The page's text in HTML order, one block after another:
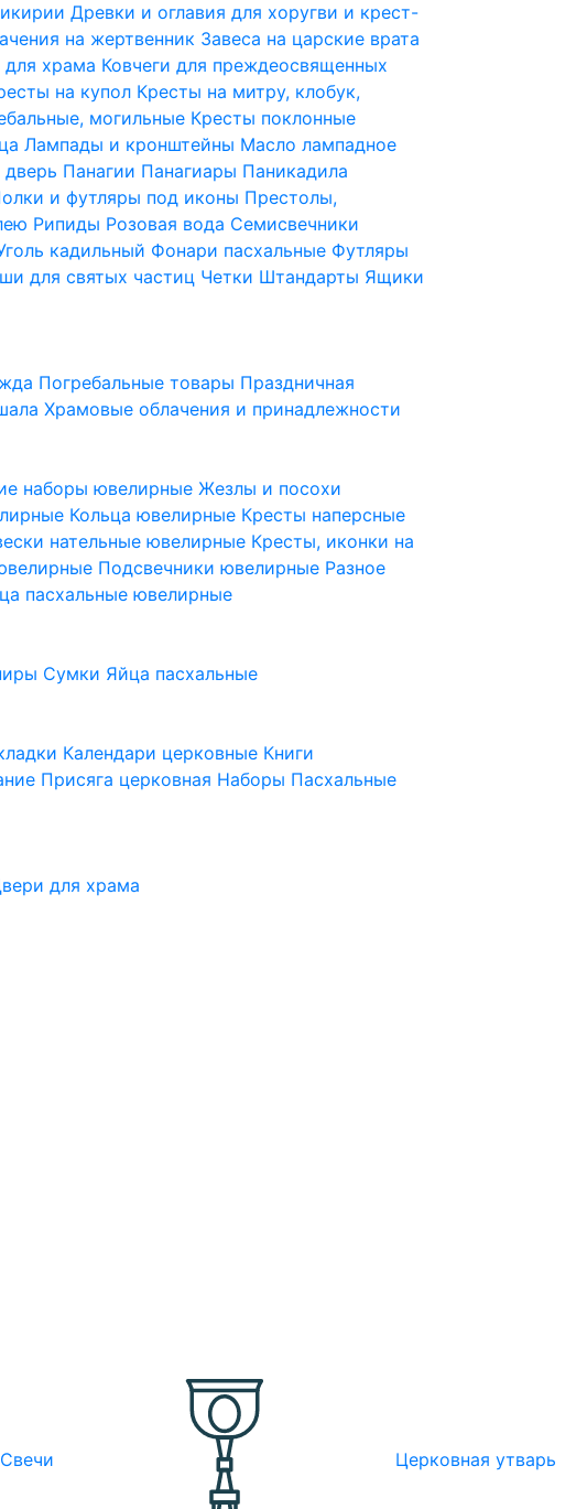
Древки и оглавия для хоругви и крест-
на жертвенник Завеса на царские врата
храма Ковчеги для преждеосвященных
на купол Кресты на митру, клобук,
могильные Кресты поклонные
Лампады и кронштейны Масло лампадное
Панагии Панагиары Паникадила
и футляры под иконы Престолы,
Рипиды Розовая вода Семисвечники
кадильный Фонари пасхальные Футляры
для святых частиц Четки Штандарты Ящики
Погребальные товары Праздничная
Храмовые облачения и принадлежности
наборы ювелирныеЖезлы и посохи
Кольца ювелирные Кресты наперсные
нательные ювелирные Кресты, иконки на
Подсвечники ювелирные Разное
пасхальные ювелирные
Сумки Яйца пасхальные
Календари церковные Книги
Присяга церковная Наборы Пасхальные
для храма
Свечи Церковная утварь